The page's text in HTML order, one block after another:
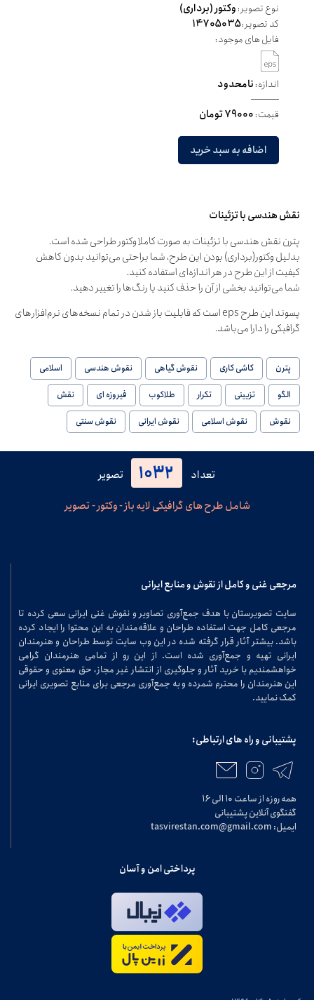
نوع تصویر:وکتور (برداری)
کد تصویر:14705035
فایل های موجود:
اندازه:نامحدود
قیمت:79000 تومان
اضافه به سبد خرید
نقش هندسی با تزئینات
پترن نقش هندسی با تزئینات به صورت کاملا وکتور طراحی شده است.
بدلیل وکتور(برداری) بودن این طرح، شما براحتی می‌توانید بدون کاهش
کیفیت از این طرح در هر اندازه‌ای استفاده کنید.
شما می‌توانید بخشی از آن را حذف کنید یا رنگ‌ها را تغییر دهید.
پسوند این طرح eps است که قابلیت باز شدن در تمام نسخه‌های نرم‌افزارهای
گرافیکی را دارا می‌باشد.
پترن کاشی کاری نقوش گیاهی نقوش هندسی
اسلامی
الگو
تزیینی تکرار طلاکوب فیروزه ای
نقش
نقوش
نقوش اسلامی نقوش ایرانی نقوش سنتی
تعداد 1032
تصویر
شامل طرح های گرافیکی لایه باز - وکتور - تصویر
مرجعی غنی و کامل از نقوش و منابع ایرانی
سایت تصویرستان با هدف جمع‌آوری تصاویر و نقوش غنی ایرانی سعی کرده تا
مرجعی کامل جهت استفاده طراحان و علاقه‌مندان به این محتوا را ایجاد کرده
باشد. بیشتر آثار قرار گرفته شده در این وب سایت توسط طراحان و هنرمندان
ایرانی تهیه و جمع‌آوری شده است. از این رو از تمامی هنرمندان گرامی
خواهشمندیم با خرید آثار و جلوگیری از انتشار غیر مجاز، حق معنوی و حقوقی
این هنرمندان را محترم شمرده و به جمع‌آوری مرجعی برای منابع تصویری ایرانی
کمک نمایید.
پشتیبانی و راه های ارتباطی:
همه روزه از ساعت ۱۰ الی ۱۶
گفتگوی آنلاین پشتیبانی
ایمیل: tasvirestan.com@gmail.com
پرداختی امن و آسان